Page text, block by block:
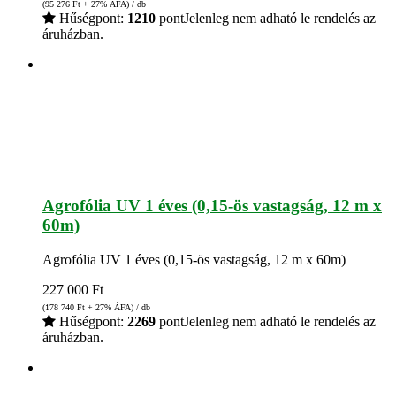
(95 276 Ft + 27% ÁFA) / db
Hűségpont: 1210 pontJelenleg nem adható le rendelés az
áruházban.
Agrofólia UV 1 éves (0,15-ös vastagság, 12 m x
60m)
Agrofólia UV 1 éves (0,15-ös vastagság, 12 m x 60m)
227 000 Ft
(178 740 Ft + 27% ÁFA) / db
Hűségpont: 2269 pontJelenleg nem adható le rendelés az
áruházban.